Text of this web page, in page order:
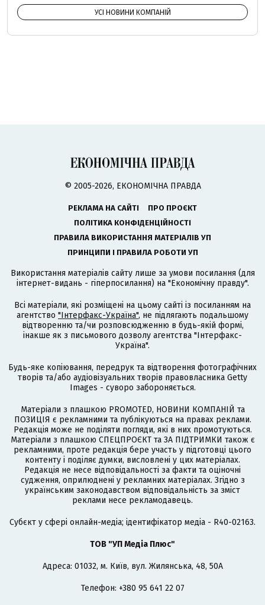
УСІ НОВИНИ КОМПАНІЙ
© 2005-2026, ЕКОНОМІЧНА ПРАВДА
РЕКЛАМА НА САЙТІ
ПРО ПРОЄКТ
ПОЛІТИКА КОНФІДЕНЦІЙНОСТІ
ПРАВИЛА ВИКОРИСТАННЯ МАТЕРІАЛІВ УП
ПРИНЦИПИ І ПРАВИЛА РОБОТИ УП
Використання матеріалів сайту лише за умови посилання (для
інтернет-видань - гіперпосилання) на "Економічну правду".
Всі матеріали, які розміщені на цьому сайті із посиланням на
агентство "Інтерфакс-Україна", не підлягають подальшому
відтворенню та/чи розповсюдженню в будь-якій формі,
інакше як з письмового дозволу агентства "Інтерфакс-
Україна".
Будь-яке копіювання, передрук та відтворення фотографічних
творів та/або аудіовізуальних творів правовласника Getty
Images - суворо забороняється.
Матеріали з плашкою PROMOTED, НОВИНИ КОМПАНІЙ та
ПОЗИЦІЯ є рекламними та публікуються на правах реклами.
Редакція може не поділяти погляди, які в них промотуються.
Матеріали з плашкою СПЕЦПРОЄКТ та ЗА ПІДТРИМКИ також є
рекламними, проте редакція бере участь у підготовці цього
контенту і поділяє думки, висловлені у цих матеріалах.
Редакція не несе відповідальності за факти та оціночні
судження, оприлюднені у рекламних матеріалах. Згідно з
українським законодавством відповідальність за зміст
реклами несе рекламодавець.
Cубєкт у сфері онлайн-медіа; ідентифікатор медіа - R40-02163.
ТОВ "УП Медіа Плюс"
Адреса: 01032, м. Київ, вул. Жилянська, 48, 50А
Телефон: +380 95 641 22 07